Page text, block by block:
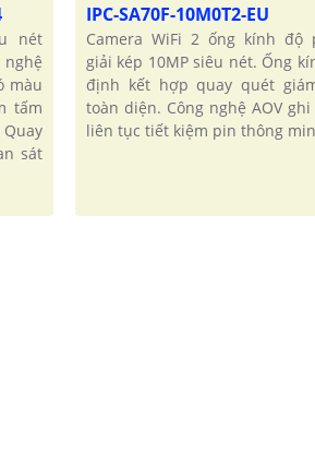
nét
màu
tấm
sát
IPC-SA70F-10M0T2-EU
Camera WiFi 2 ống kính độ
giải kép 10MP siêu nét. Ống
định kết hợp quay quét
toàn diện. Công nghệ AOV
liên tục tiết kiệm pin thông